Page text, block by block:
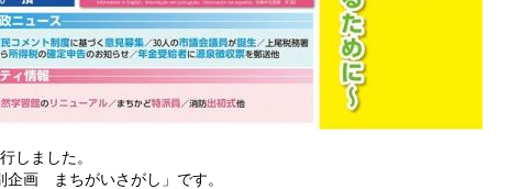
しました。
企画 まちがいさがし」です。